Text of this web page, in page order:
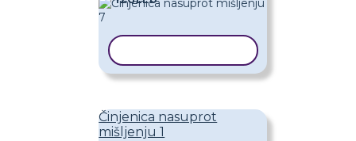
Činjenica nasuprot
mišljenju 1